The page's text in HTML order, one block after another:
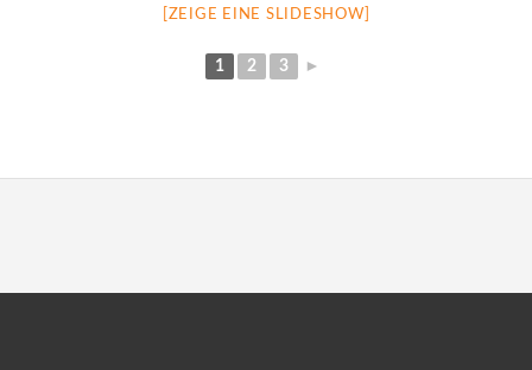
[ZEIGE EINE SLIDESHOW]
1 2 3 ►